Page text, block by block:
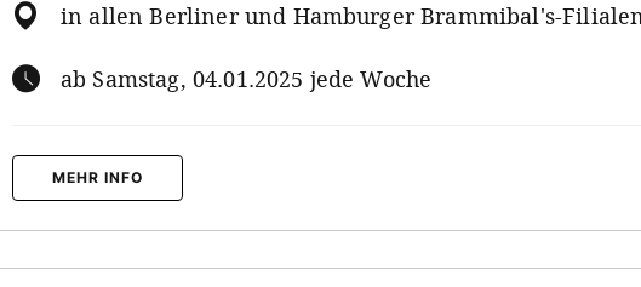
in allen Berliner und Hamburger Brammibal's-
ab Samstag, 04.01.2025 jede Woche
MEHR INFO